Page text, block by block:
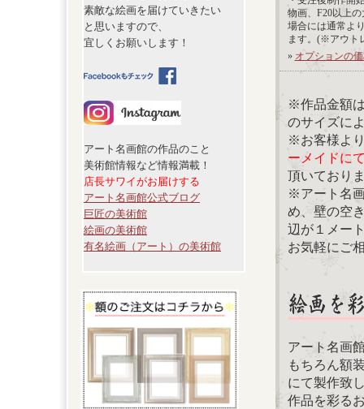
素敵な絵画を届けていきたい
と思いますので、
宜しくお願いします！
アート名画館の作品のこと
美術館情報など情報満載！
店長サワイがお届けする
アート名画館公式ブログ
巨匠の美術館
絵画の美術館
有名絵画（アート）の美術館
物画、F20以上
場合には通常よ
ます。(※アウト
» オプションの
※作品金額
のサイズに
※お客様よ
ーメイドに
頂いており
※アート名
め、壁の空
辺が１メー
お気軽にご
アート名画
もちろん額
にて製作致
作品を彩る